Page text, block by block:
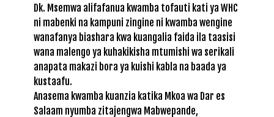
Dk. Msemwa alifafanua kwamba tofauti kati ya WHC
ni mabenki na kampuni zingine ni kwamba wengine
wanafanya biashara kwa kuangalia faida ila taasisi
wana malengo ya kuhakikisha mtumishi wa serikali
anapata makazi bora ya kuishi kabla na baada ya
kustaafu.
Anasema kwamba kuanzia katika Mkoa wa Dar es
Salaam nyumba zitajengwa Mabwepande,